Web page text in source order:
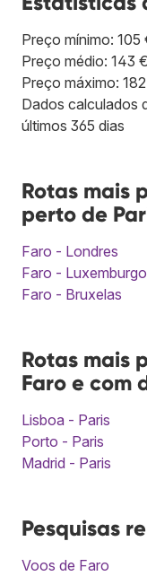
Preço mínimo: 105
Preço médio: 143 €
Preço máximo:
Dados calculados
últimos 365 dias
Rotas mais
perto de
Faro - Londres
Faro - Luxemburgo
Faro - Bruxelas
Rotas mais
Faro e com
Lisboa - Paris
Porto - Paris
Madrid - Paris
Pesquisas
Voos de Faro